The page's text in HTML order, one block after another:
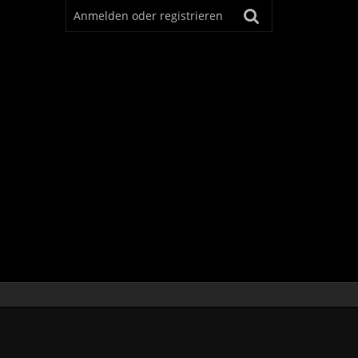
Anmelden oder registrieren